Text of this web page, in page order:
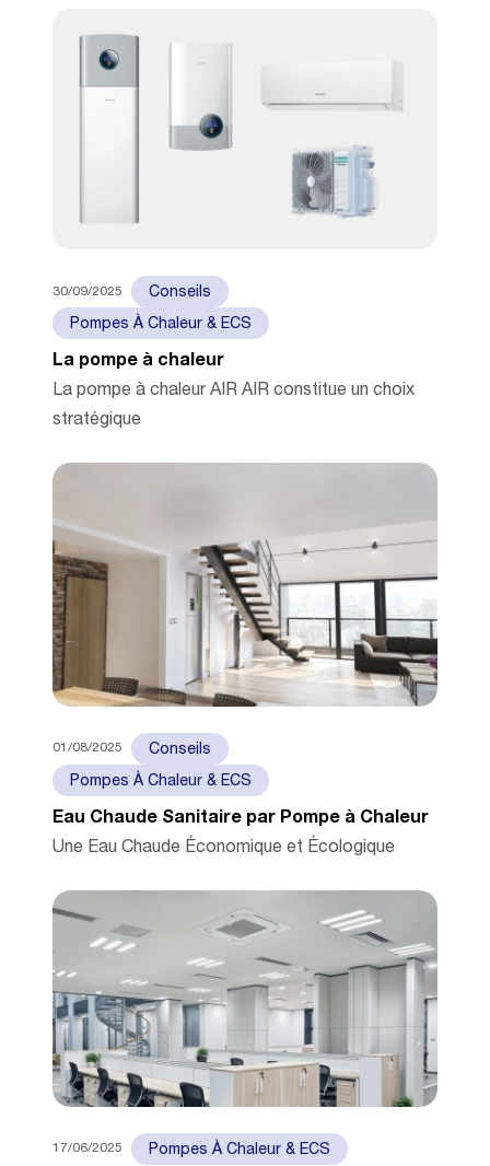
30/09/2025 Conseils
Pompes À Chaleur & ECS
La pompe à chaleur
La pompe à chaleur AIR AIR constitue un choix
stratégique
01/08/2025 Conseils
Pompes À Chaleur & ECS
Eau Chaude Sanitaire par Pompe à Chaleur
Une Eau Chaude Économique et Écologique
17/06/2025 Pompes À Chaleur & ECS